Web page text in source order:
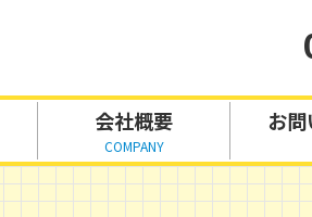
会社概要
COMPANY
お